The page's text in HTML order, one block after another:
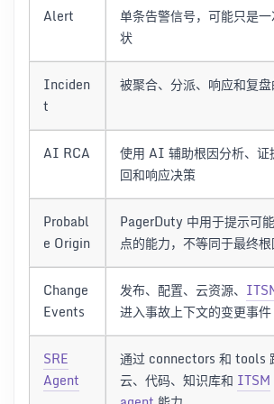
Alert
单条告警信号，可能只是
状
Inciden
t
被聚合、分派、响应和复
AI RCA
使用 AI 辅助根因分析、证
回和响应决策
Probabl
e Origin
PagerDuty 中用于提示可
点的能力，不等同于最终
Change
Events
发布、配置、云资源、
进入事故上下文的变更事件
SRE
Agent
通过 connectors 和 tools
云、代码、知识库和 ITSM